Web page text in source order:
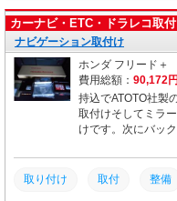
カーナビ・ETC・ドラレコ取付
ナビゲーション取付け
ホンダ フリード＋
費用総額： 90,172円
持込でATOTO社製
取付けそしてミラ
けです。次にバッ
取り付け 取付 整備